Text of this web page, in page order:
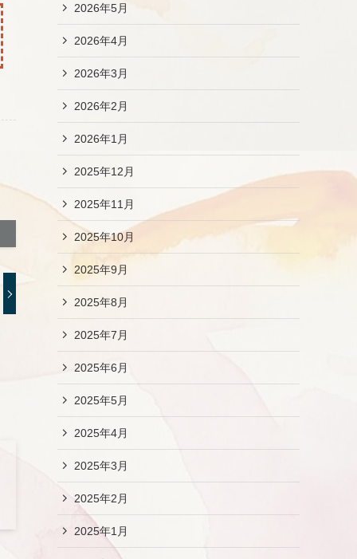
2026年5月
2026年4月
2026年3月
2026年2月
2026年1月
2025年12月
2025年11月
2025年10月
2025年9月
2025年8月
2025年7月
2025年6月
2025年5月
2025年4月
2025年3月
2025年2月
2025年1月